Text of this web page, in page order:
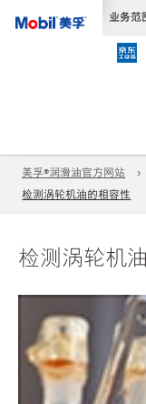
业务范
美孚®润滑油官方网站
检测涡轮机油的相容性
检测涡轮机